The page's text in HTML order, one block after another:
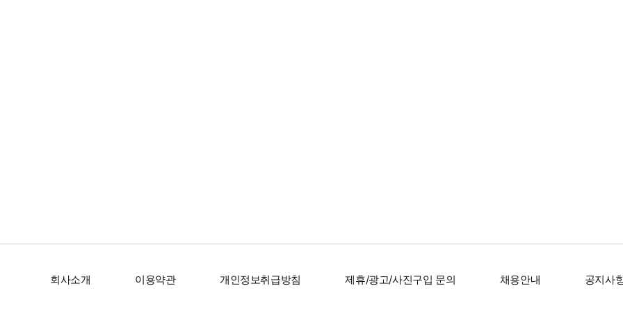
회사소개 이용약관 개인정보취급방침 제휴/광고/사진구입 문의 채용안내 공지사